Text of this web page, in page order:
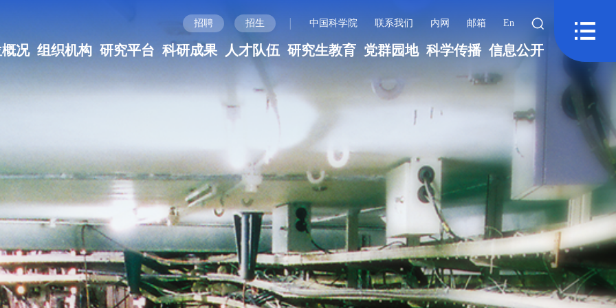
招聘 招生 | 中国科学院 联系我们 内网 邮箱 En
况 组织机构 研究平台 科研成果 人才队伍 研究生教育 党群园地 科学传播 信息公开